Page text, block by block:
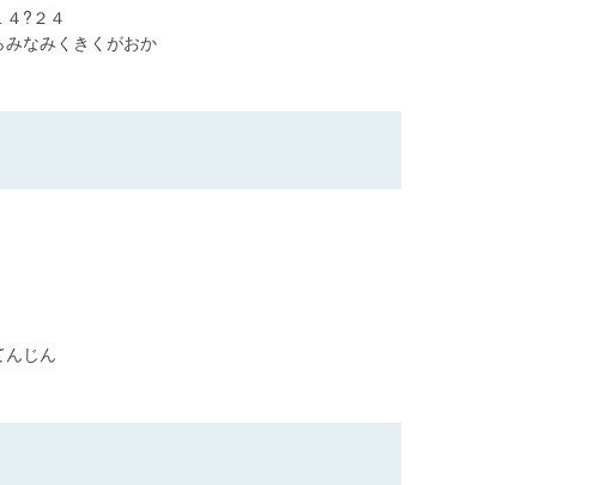
?２４
なみくきくがおか
んじん